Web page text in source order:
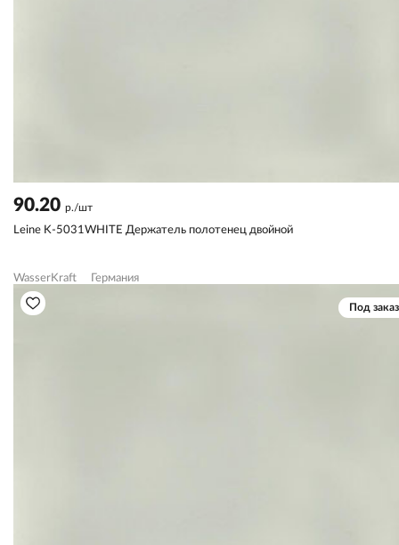
90.20 р./шт
Leine K-5031WHITE Держатель полотенец двойной
WasserKraft Германия
Под заказ